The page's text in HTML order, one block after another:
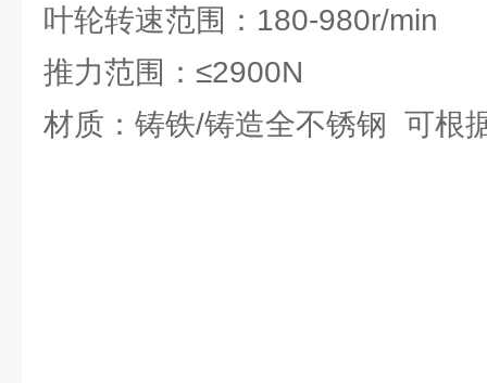
叶轮转速范围：180-980r/min
推力范围：≤2900N
材质：铸铁/铸造全不锈钢 可根